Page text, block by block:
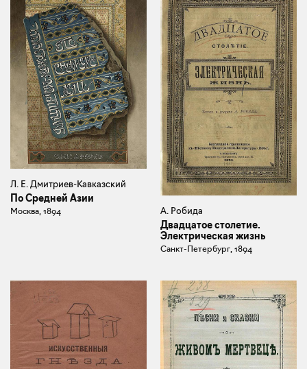
Л. Е. Дмитриев-Кавказский
По Средней Азии
Москва, 1894 А. Робида
Двадцатое столетие.
Электрическая жизнь
Санкт-Петербург, 1894